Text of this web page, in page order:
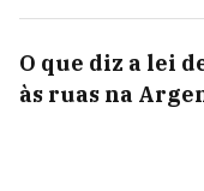
O que diz a lei
às ruas na